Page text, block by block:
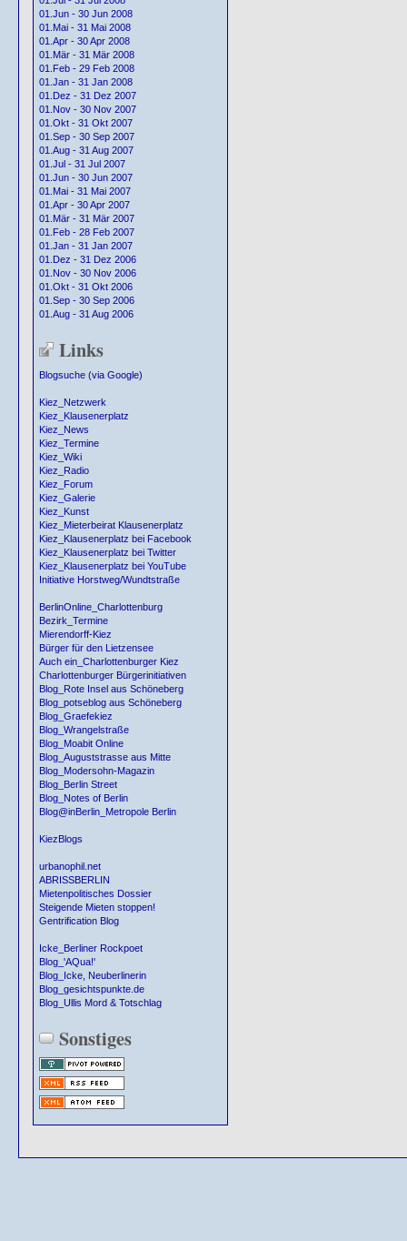
01.Jun - 30 Jun 2008
01.Mai - 31 Mai 2008
01.Apr - 30 Apr 2008
01.Mär - 31 Mär 2008
01.Feb - 29 Feb 2008
01.Jan - 31 Jan 2008
01.Dez - 31 Dez 2007
01.Nov - 30 Nov 2007
01.Okt - 31 Okt 2007
01.Sep - 30 Sep 2007
01.Aug - 31 Aug 2007
01.Jul - 31 Jul 2007
01.Jun - 30 Jun 2007
01.Mai - 31 Mai 2007
01.Apr - 30 Apr 2007
01.Mär - 31 Mär 2007
01.Feb - 28 Feb 2007
01.Jan - 31 Jan 2007
01.Dez - 31 Dez 2006
01.Nov - 30 Nov 2006
01.Okt - 31 Okt 2006
01.Sep - 30 Sep 2006
01.Aug - 31 Aug 2006
Links
Blogsuche (via Google)
Kiez_Netzwerk
Kiez_Klausenerplatz
Kiez_News
Kiez_Termine
Kiez_Wiki
Kiez_Radio
Kiez_Forum
Kiez_Galerie
Kiez_Kunst
Kiez_Mieterbeirat Klausenerplatz
Kiez_Klausenerplatz bei Facebook
Kiez_Klausenerplatz bei Twitter
Kiez_Klausenerplatz bei YouTube
Initiative Horstweg/Wundtstraße
BerlinOnline_Charlottenburg
Bezirk_Termine
Mierendorff-Kiez
Bürger für den Lietzensee
Auch ein_Charlottenburger Kiez
Charlottenburger Bürgerinitiativen
Blog_Rote Insel aus Schöneberg
Blog_potseblog aus Schöneberg
Blog_Graefekiez
Blog_Wrangelstraße
Blog_Moabit Online
Blog_Auguststrasse aus Mitte
Blog_Modersohn-Magazin
Blog_Berlin Street
Blog_Notes of Berlin
Blog@inBerlin_Metropole Berlin
KiezBlogs
urbanophil.net
ABRISSBERLIN
Mietenpolitisches Dossier
Steigende Mieten stoppen!
Gentrification Blog
Icke_Berliner Rockpoet
Blog_'AQua!'
Blog_Icke, Neuberlinerin
Blog_gesichtspunkte.de
Blog_Ullis Mord & Totschlag
Sonstiges